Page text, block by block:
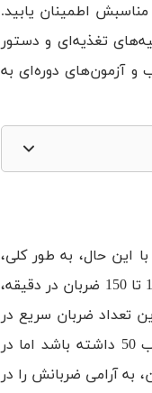
اطمینان یابید.
تغذیه‌ای و دستور
و آزمون‌های دوره‌ای به
این حال، به طور کلی،
ضربان قلب نرمال نوزاد با افزایش سن کاهش می‌یابد. به عنوان مثال، ضربان قلب 130 تا 150 ضربان در دقیقه،
تعداد ضربان سریع در
نظر گرفته می‌شود. یک نوجوان ورزشکار ممکن است در هنگام استراحت ضربان قلب 50 داشته باشد اما در
فرزندتان، به آرامی ضربانش را در